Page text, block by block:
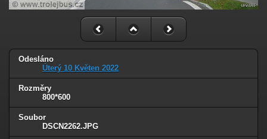
Odesláno
Úterý 10 Květen 2022
Rozměry
800*600
Soubor
DSCN2262.JPG